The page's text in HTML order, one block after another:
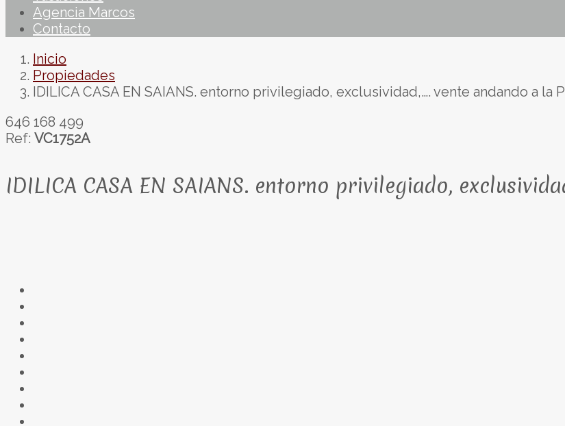
Agencia Marcos
Contacto
Inicio
Propiedades
IDILICA CASA EN SAIANS. entorno privilegiado, exclusividad,…. vente andando a la
646 168 499
Ref: VC1752A
IDILICA CASA EN SAIANS. entorno privilegiado,